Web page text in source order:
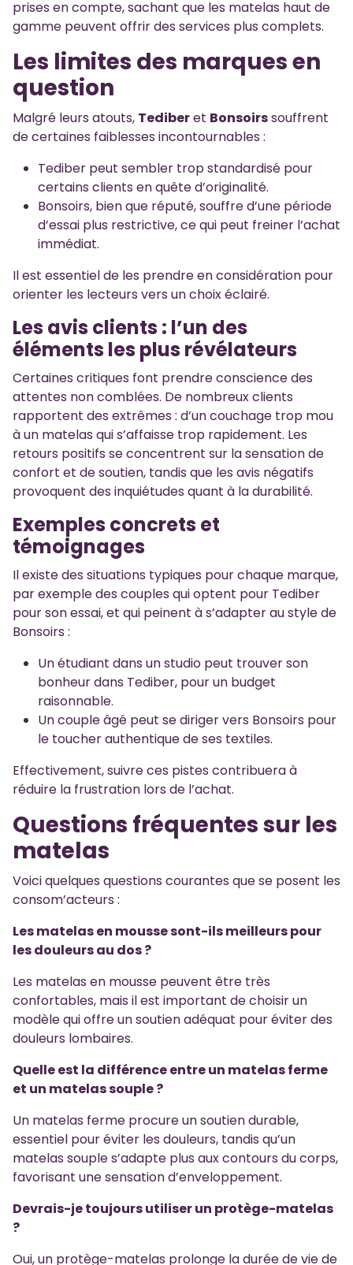
prises en compte, sachant que les matelas haut de
gamme peuvent offrir des services plus complets.
Les limites des marques en
question
Malgré leurs atouts, Tediberet Bonsoirssouffrent
de certaines faiblesses incontournables :
Tediber peut sembler trop standardisé pour
certains clients en quête d’originalité.
Bonsoirs, bien que réputé, souffre d’une période
d’essai plus restrictive, ce qui peut freiner l’achat
immédiat.
Il est essentiel de les prendre en considération pour
orienter les lecteurs vers un choix éclairé.
Les avis clients : l’un des
éléments les plus révélateurs
Certaines critiques font prendre conscience des
attentes non comblées. De nombreux clients
rapportent des extrêmes : d’un couchage trop mou
à un matelas qui s’affaisse trop rapidement. Les
retours positifs se concentrent sur la sensation de
confort et de soutien, tandis que les avis négatifs
provoquent des inquiétudes quant à la durabilité.
Exemples concrets et
témoignages
Il existe des situations typiques pour chaque marque,
par exemple des couples qui optent pour Tediber
pour son essai, et qui peinent à s’adapter au style de
Bonsoirs :
Un étudiant dans un studio peut trouver son
bonheur dans Tediber, pour un budget
raisonnable.
Un couple âgé peut se diriger vers Bonsoirs pour
le toucher authentique de ses textiles.
Effectivement, suivre ces pistes contribuera à
réduire la frustration lors de l’achat.
Questions fréquentes sur les
matelas
Voici quelques questions courantes que se posent les
consom’acteurs :
Les matelas en mousse sont-ils meilleurs pour
les douleurs au dos ?
Les matelas en mousse peuvent être très
confortables, mais il est important de choisir un
modèle qui offre un soutien adéquat pour éviter des
douleurs lombaires.
Quelle est la différence entre un matelas ferme
et un matelas souple ?
Un matelas ferme procure un soutien durable,
essentiel pour éviter les douleurs, tandis qu’un
matelas souple s’adapte plus aux contours du corps,
favorisant une sensation d’enveloppement.
Devrais-je toujours utiliser un protège-matelas
?
Oui, un protège-matelas prolonge la durée de vie de